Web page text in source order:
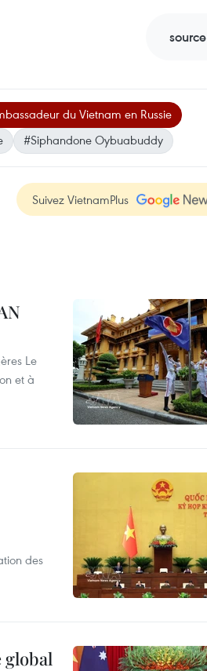
source
du Vietnam en Russie
#Siphandone Oybuabuddy
Suivez VietnamPlus
Le
et à
des
global